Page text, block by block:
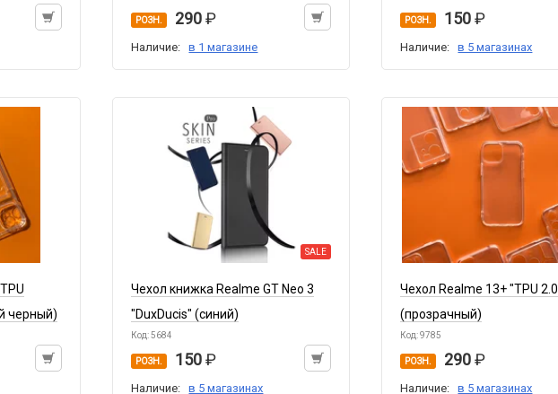
РОЗН. 290
Наличие: в 1 магазине
РОЗН. 150
Наличие: в 5 магазинах
черный)
SALE
Чехол книжка Realme GT Neo 3
"DuxDucis" (синий)
Код: 5684
РОЗН. 150
Наличие: в 5 магазинах
Чехол Realme 13+ "TPU
(прозрачный)
Код: 9785
РОЗН. 290
Наличие: в 5 магазинах